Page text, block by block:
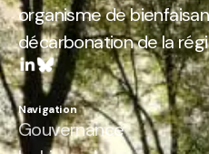
organisme de
décarbonation de la
Navigation
Gouvernance